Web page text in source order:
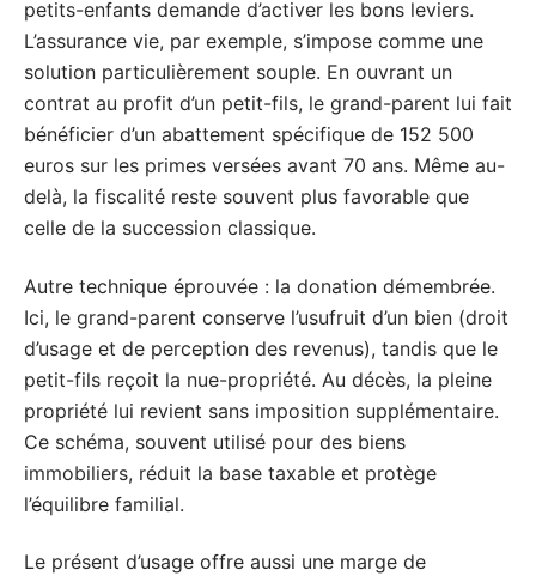
petits-enfants demande d’activer les bons leviers.
L’assurance vie, par exemple, s’impose comme une
solution particulièrement souple. En ouvrant un
contrat au profit d’un petit-fils, le grand-parent lui fait
bénéficier d’un abattement spécifique de 152 500
euros sur les primes versées avant 70 ans. Même au-
delà, la fiscalité reste souvent plus favorable que
celle de la succession classique.
Autre technique éprouvée : la donation démembrée.
Ici, le grand-parent conserve l’usufruit d’un bien (droit
d’usage et de perception des revenus), tandis que le
petit-fils reçoit la nue-propriété. Au décès, la pleine
propriété lui revient sans imposition supplémentaire.
Ce schéma, souvent utilisé pour des biens
immobiliers, réduit la base taxable et protège
l’équilibre familial.
Le présent d’usage offre aussi une marge de